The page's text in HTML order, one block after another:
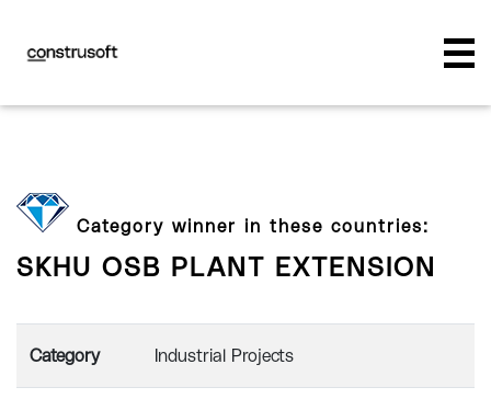
Category winner in these countries:
SKHU OSB PLANT EXTENSION
Category Industrial Projects